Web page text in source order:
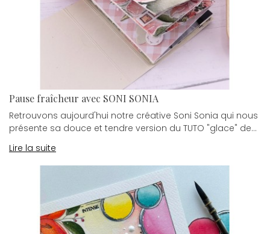
Pause fraîcheur avec SONI SONIA
Retrouvons aujourd'hui notre créative Soni Sonia qui nous
présente sa douce et tendre version du TUTO "glace" de...
Lire la suite